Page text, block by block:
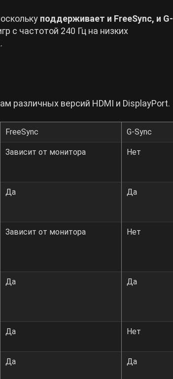
поддерживает и FreeSync, и G-
с частотой 240 Гц на низких
различных версий HDMI и DisplayPort.
FreeSync G-Sync
Зависит от монитора Нет
Да Да
Зависит от монитора Нет
Да Да
Да Нет
Да Да